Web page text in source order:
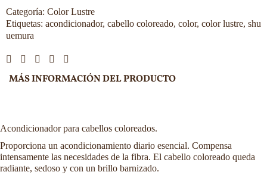
Categoría: Color Lustre
Etiquetas: acondicionador, cabello coloreado, color, color lustre, shu
uemura
MÁS INFORMACIÓN DEL PRODUCTO
Acondicionador para cabellos coloreados.
Proporciona un acondicionamiento diario esencial. Compensa
intensamente las necesidades de la fibra. El cabello coloreado queda
radiante, sedoso y con un brillo barnizado.